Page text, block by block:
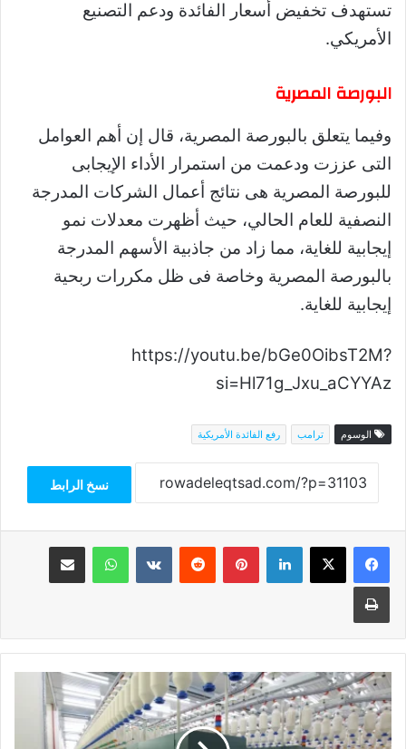
تستهدف تخفيض أسعار الفائدة ودعم التصنيع
الأمريكي.
البورصة المصرية
وفيما يتعلق بالبورصة المصرية، قال إن أهم العوامل
التى عززت ودعمت من استمرار الأداء الإيجابى
للبورصة المصرية هى نتائج أعمال الشركات المدرجة
النصفية للعام الحالي، حيث أظهرت معدلات نمو
إيجابية للغاية، مما زاد من جاذبية الأسهم المدرجة
بالبورصة المصرية وخاصة فى ظل مكررات ربحية
إيجابية للغاية.
https://youtu.be/bGe0OibsT2M?
si=Hl71g_Jxu_aCYYAz
الوسوم ترامب رفع الفائدة الأمريكية
نسخ الرابط
فيسبوك‫X لينكدإن بينتيريست واتساب مشاركة عبر البريد
طباعة
مصر
تستعد
لافتتاح
أكبر